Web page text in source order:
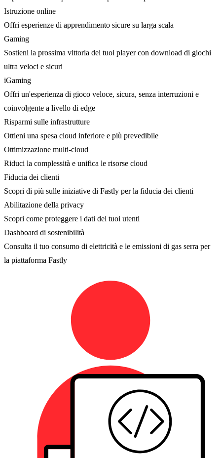
Istruzione online
Offri esperienze di apprendimento sicure su larga scala
Gaming
Sostieni la prossima vittoria dei tuoi player con download di giochi
ultra veloci e sicuri
iGaming
Offri un'esperienza di gioco veloce, sicura, senza interruzioni e
coinvolgente a livello di edge
Risparmi sulle infrastrutture
Ottieni una spesa cloud inferiore e più prevedibile
Ottimizzazione multi-cloud
Riduci la complessità e unifica le risorse cloud
Fiducia dei clienti
Scopri di più sulle iniziative di Fastly per la fiducia dei clienti
Abilitazione della privacy
Scopri come proteggere i dati dei tuoi utenti
Dashboard di sostenibilità
Consulta il tuo consumo di elettricità e le emissioni di gas serra per
la piattaforma Fastly